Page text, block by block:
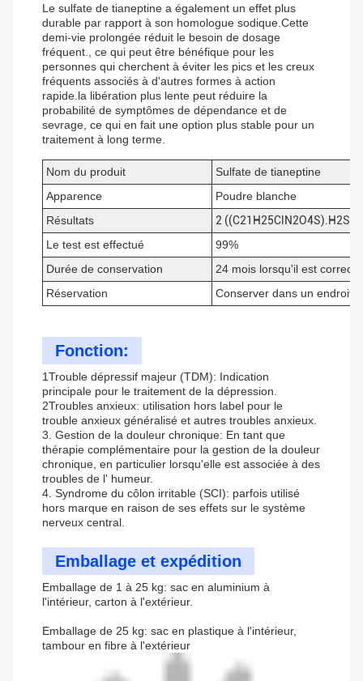
Le sulfate de tianeptine a également un effet plus
durable par rapport à son homologue sodique.Cette
demi-vie prolongée réduit le besoin de dosage
fréquent., ce qui peut être bénéfique pour les
personnes qui cherchent à éviter les pics et les creux
fréquents associés à d'autres formes à action
rapide.la libération plus lente peut réduire la
probabilité de symptômes de dépendance et de
sevrage, ce qui en fait une option plus stable pour un
traitement à long terme.
Nom du produit
Sulfate de tianeptine
Apparence
Poudre blanche
Résultats
2
Le test est effectué
99%
Durée de conservation
24 mois lorsqu'il est
Réservation
Conserver dans un endroit
Fonction:
1Trouble dépressif majeur (TDM): Indication
principale pour le traitement de la dépression.
2Troubles anxieux: utilisation hors label pour le
trouble anxieux généralisé et autres troubles anxieux.
3. Gestion de la douleur chronique: En tant que
thérapie complémentaire pour la gestion de la douleur
chronique, en particulier lorsqu'elle est associée à des
troubles de l' humeur.
4. Syndrome du côlon irritable (SCI): parfois utilisé
hors marque en raison de ses effets sur le système
nerveux central.
Emballage et expédition
Emballage de 1 à 25 kg: sac en aluminium à
l'intérieur, carton à l'extérieur.
Emballage de 25 kg: sac en plastique à l'intérieur,
tambour en fibre à l'extérieur